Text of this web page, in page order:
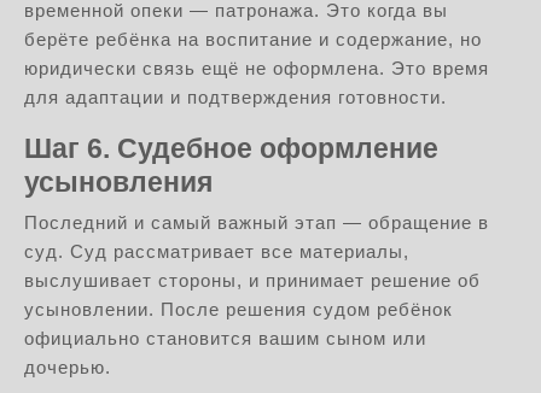
временной опеки — патронажа. Это когда вы
берёте ребёнка на воспитание и содержание, но
юридически связь ещё не оформлена. Это время
для адаптации и подтверждения готовности.
Шаг 6. Судебное оформление
усыновления
Последний и самый важный этап — обращение в
суд. Суд рассматривает все материалы,
выслушивает стороны, и принимает решение об
усыновлении. После решения судом ребёнок
официально становится вашим сыном или
дочерью.